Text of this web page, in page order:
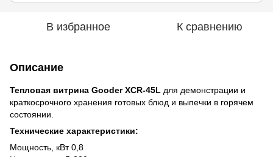
В избранное К сравнению
Описание
Тепловая витрина Gooder XCR-45L для демонстрации и
краткосрочного хранения готовых блюд и выпечки в горячем
состоянии.
Технические характеристики:
Мощность, кВт 0,8